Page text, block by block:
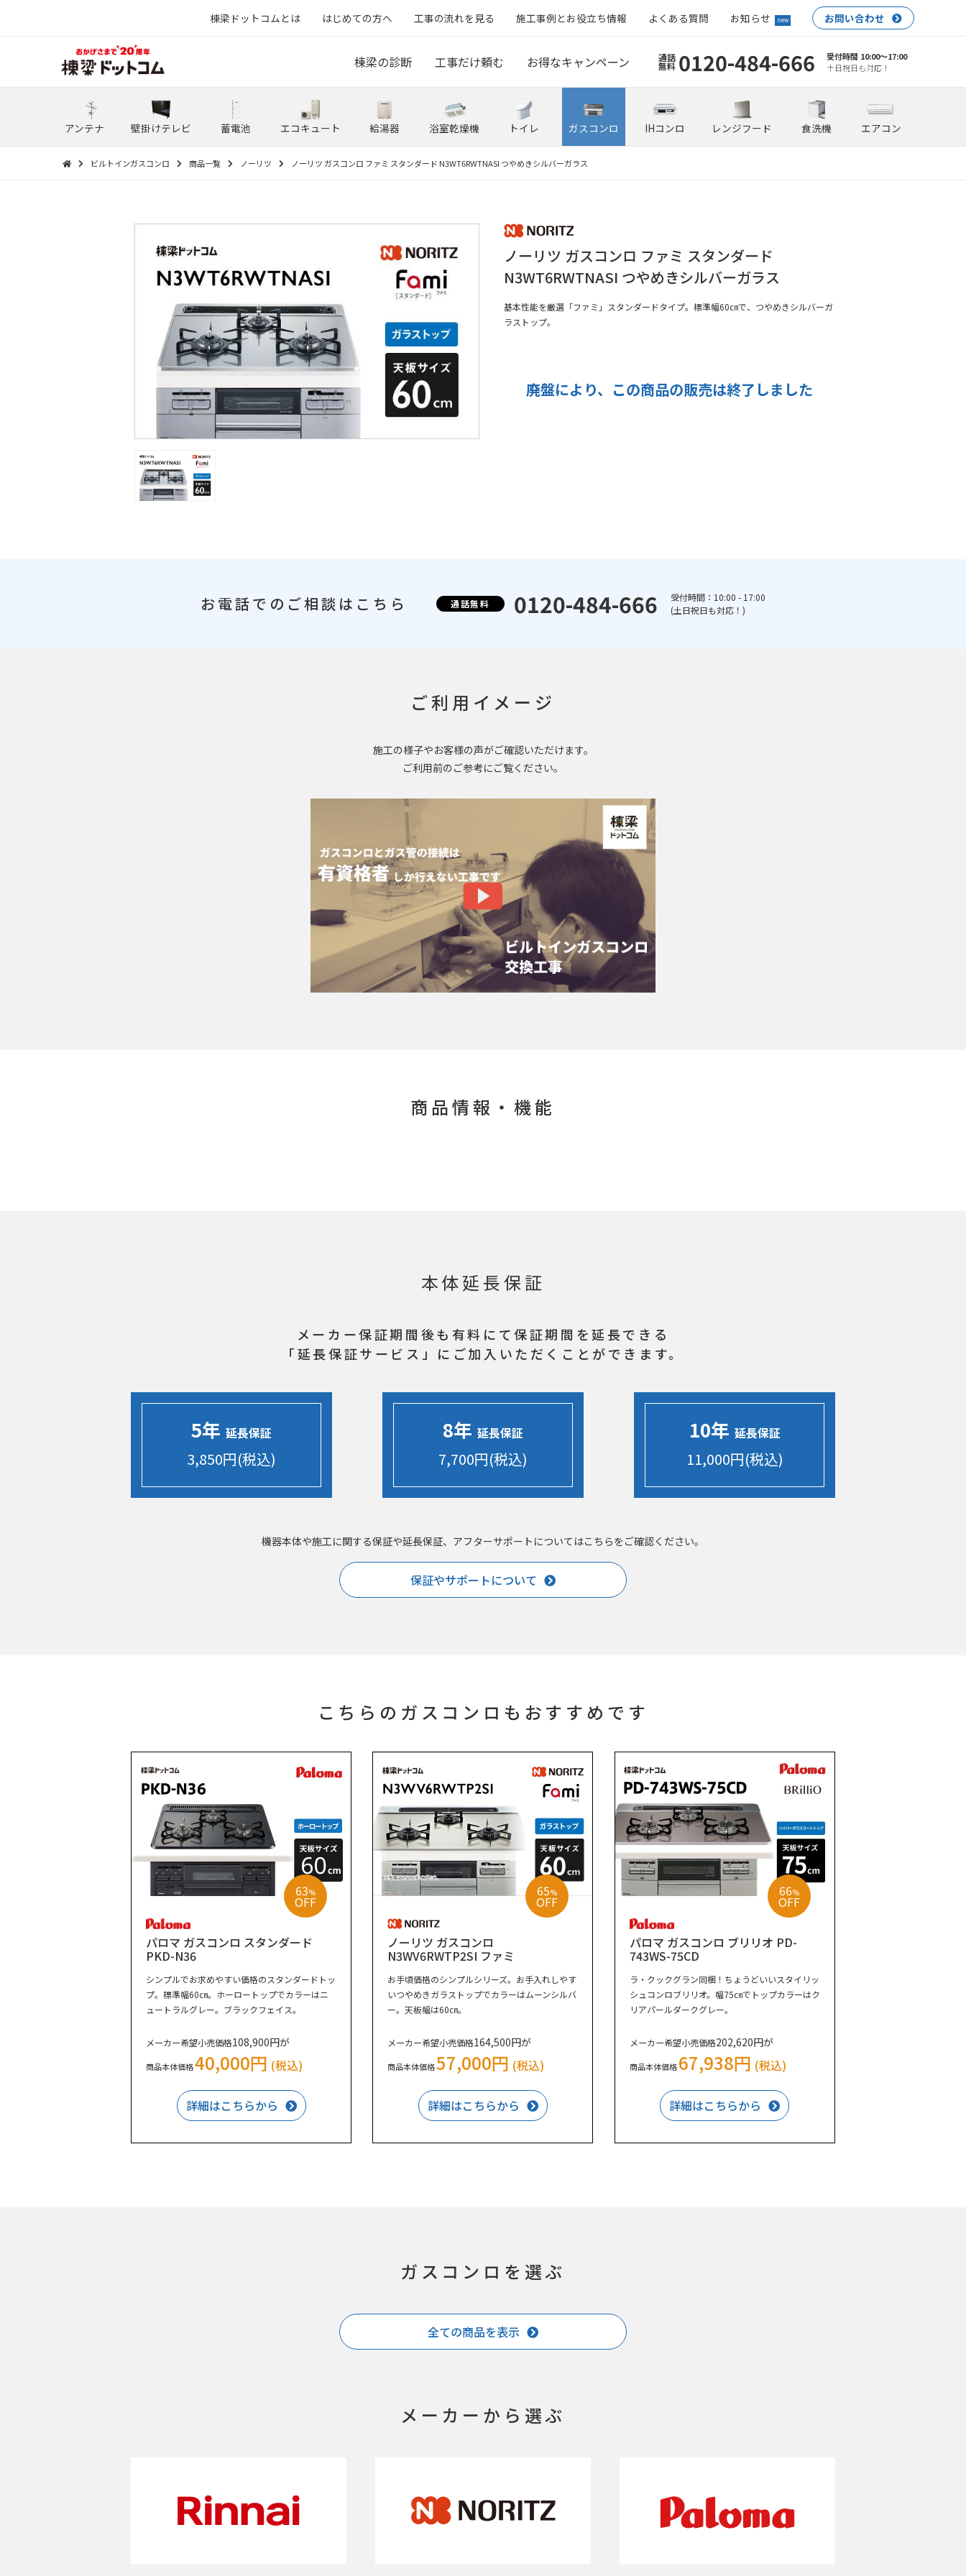
棟梁ドットコムとは はじめての方へ 工事の流れを見る 施工事例とお役立ち情報 よくある質問 お知らせ new お問い合わせ
棟梁の診断 工事だけ頼む お得なキャンペーン 通話
無料 0120-484-666
受付時間 10:00〜17:00
土日祝日も対応！
アンテナ 壁掛けテレビ 蓄電池 エコキュート 給湯器 浴室乾燥機 トイレ ガスコンロ IHコンロ レンジフード 食洗機 エアコン
ビルトインガスコンロ 商品一覧 ノーリツ ノーリツ ガスコンロ ファミ スタンダード N3WT6RWTNASI つやめきシルバーガラス
ノーリツ ガスコンロ ファミ スタンダード
N3WT6RWTNASI つやめきシルバーガラス
基本性能を厳選「ファミ」スタンダードタイプ。標準幅60㎝で、つやめきシルバーガ
ラストップ。
廃盤により、 この商品の販売は終了しました
お電話でのご相談はこちら 通話無料 0120-484-666
受付時間：10:00 - 17:00
(土日祝日も対応！)
ご利用イメージ
施工の様子やお客様の声がご確認いただけます。
ご利用前のご参考にご覧ください。
商品情報・機能
本体延長保証
メーカー保証期間後も 有料にて保証期間を延長できる
「延長保証サービス」に ご加入いただくことができます。
5年 延長保証
3,850円(税込)
8年 延長保証
7,700円(税込)
10年 延長保証
11,000円(税込)
機器本体や施工に関する保証や延長保証、アフターサポートについてはこちらをご確認ください。
保証やサポートについて
こちらのガスコンロもおすすめです
63%
OFF
パロマ ガスコンロ スタンダード
PKD-N36
シンプルでお求めやすい価格のスタンダードトッ
プ。標準幅60㎝。ホーロートップでカラーはニ
ュートラルグレー。ブラックフェイス。
メーカー希望小売価格108,900円が
商品本体価格40,000円 (税込)
詳細はこちらから
65%
OFF
ノーリツ ガスコンロ
N3WV6RWTP2SI ファミ
お手頃価格のシンプルシリーズ。お手入れしやす
いつやめきガラストップでカラーはムーンシルバ
ー。天板幅は60㎝。
メーカー希望小売価格164,500円が
商品本体価格57,000円 (税込)
詳細はこちらから
66%
OFF
パロマ ガスコンロ ブリリオ PD-
743WS-75CD
ラ・クックグラン同梱！ちょうどいいスタイリッ
シュコンロブリリオ。幅75㎝でトップカラーはク
リアパールダークグレー。
メーカー希望小売価格202,620円が
商品本体価格67,938円 (税込)
詳細はこちらから
ガスコンロを選ぶ
全ての商品を表示
メーカーから選ぶ